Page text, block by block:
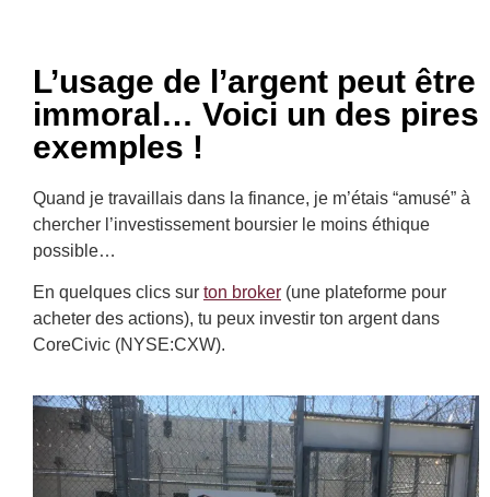
L’usage de l’argent peut être
immoral… Voici un des pires
exemples !
Quand je travaillais dans la finance, je m’étais “amusé” à
chercher l’investissement boursier le moins éthique
possible…
En quelques clics sur ton broker (une plateforme pour
acheter des actions), tu peux investir ton argent dans
CoreCivic (NYSE:CXW).